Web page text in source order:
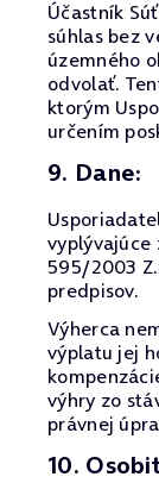
Účastník
súhlas bez
územného
odvolať.
ktorým
určením
9. Dane:
vyplývajúce
595/2003
predpisov.
Výherca
výplatu jej
výhry zo
právnej
10.